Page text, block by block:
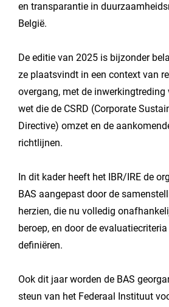
en transparantie in
België.
De editie van 2025 is bijzonder
ze plaatsvindt in een context van
overgang, met de inwerkingtreding
wet die de CSRD (Corporate
Directive) omzet en de
richtlijnen.
In dit kader heeft het IBR/IRE de
BAS aangepast door de
herzien, die nu volledig
beroep, en door de
definiëren.
Ook dit jaar worden de BAS
steun van het Federaal Instituut